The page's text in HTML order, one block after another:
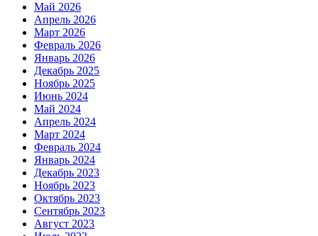
Май 2026
Апрель 2026
Март 2026
Февраль 2026
Январь 2026
Декабрь 2025
Ноябрь 2025
Июнь 2024
Май 2024
Апрель 2024
Март 2024
Февраль 2024
Январь 2024
Декабрь 2023
Ноябрь 2023
Октябрь 2023
Сентябрь 2023
Август 2023